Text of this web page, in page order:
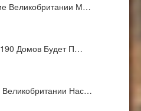
Великобритании М…
Домов Будет П…
Нас…